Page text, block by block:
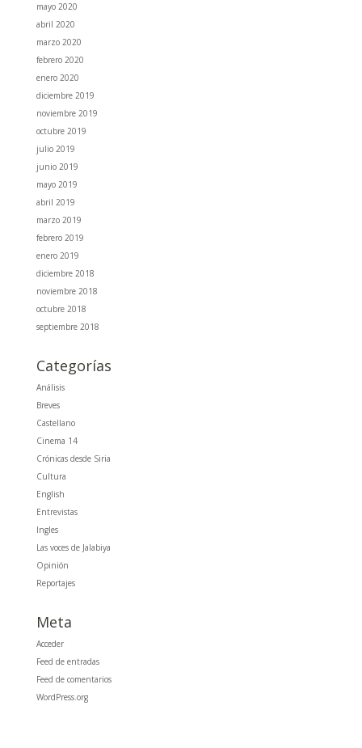
mayo 2020
abril 2020
marzo 2020
febrero 2020
enero 2020
diciembre 2019
noviembre 2019
octubre 2019
julio 2019
junio 2019
mayo 2019
abril 2019
marzo 2019
febrero 2019
enero 2019
diciembre 2018
noviembre 2018
octubre 2018
septiembre 2018
Categorías
Análisis
Breves
Castellano
Cinema 14
Crónicas desde Siria
Cultura
English
Entrevistas
Ingles
Las voces de Jalabiya
Opinión
Reportajes
Meta
Acceder
Feed de entradas
Feed de comentarios
WordPress.org